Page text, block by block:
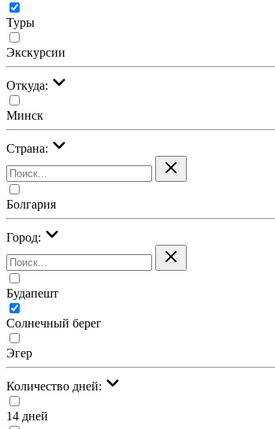
Туры
Экскурсии
Откуда:
Минск
Страна:
Болгария
Город:
Будапешт
Солнечный берег
Эгер
Количество дней:
14 дней